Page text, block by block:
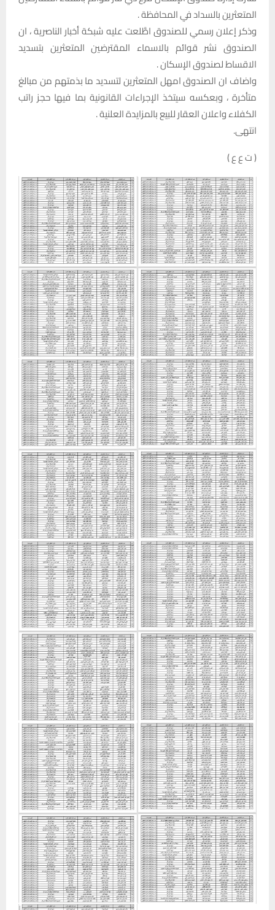
المتعثرين بالسداد في المحافظة .
وذكر إعلان رسمي للصندوق اطَّلعت عليه شبكة أخبار الناصرية ، ان
الصندوق نشر قوائم بالاسماء المقترضين المتعثرين بتسديد
الاقساط لصندوق الإسكان .
واضاف ان الصندوق امهل المتعثرين لتسديد ما بذمتهم من مبالغ
متأخرة ، وبعكسه سيتخذ الإجراءات القانونية بما فيها حجز راتب
الكفلاء واعلان العقار للبيع بالمزايدة العلنية .
انتهى.‏
( ت ع ع )